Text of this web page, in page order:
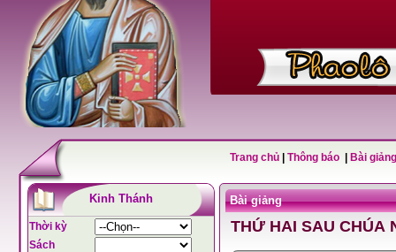
Trang chủ Thông báo Bài
Kinh Thánh
Thời kỳ
Sách
Bài giảng
THỨ HAI SAU CHÚA